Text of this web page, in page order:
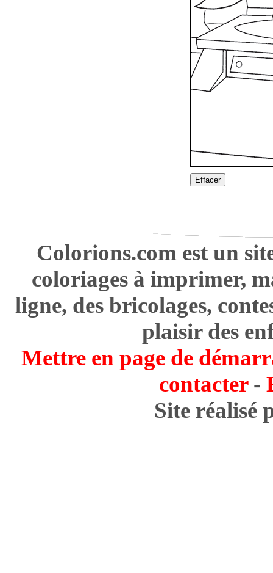
Effacer
Colorions.com est un
coloriages à imprimer,
ligne, des bricolages,
plaisir des
Mettre en page de
contacter-
Site réalisé